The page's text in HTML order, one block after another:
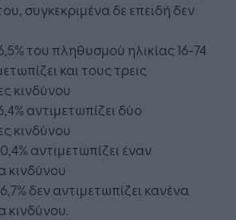
συγκεκριμένα δε επειδή δεν
του πληθυσμού ηλικίας 16-74
και τους τρεις
κινδύνου
αντιμετωπίζει δύο
κινδύνου
αντιμετωπίζει έναν
κινδύνου
δεν αντιμετωπίζει κανένα
κινδύνου.